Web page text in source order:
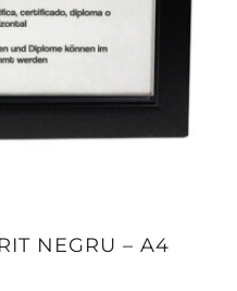
NEGRU – A4